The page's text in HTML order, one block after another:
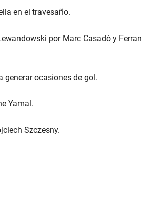
en el travesaño.
por Marc Casadó y Ferran
generar ocasiones de gol.
Yamal.
Szczesny.